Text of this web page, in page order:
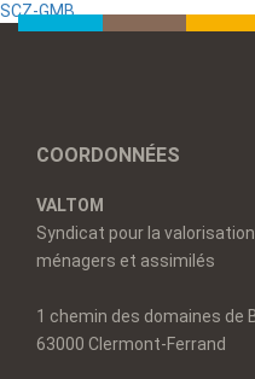
SCZ-GMB
COORDONNÉES
VALTOM
Syndicat pour la
ménagers et assimilés
1 chemin des domaines de
63000 Clermont-Ferrand